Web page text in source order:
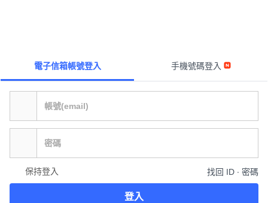
電子信箱帳號登入 手機號碼登入
保持登入 找回 ID ∙ 密碼
登入